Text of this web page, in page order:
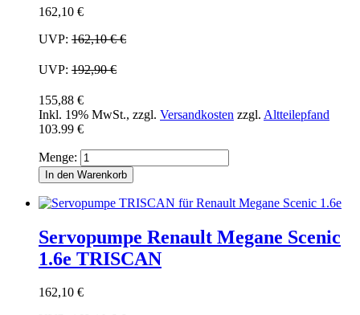
162,10 €
UVP: 162,10 €€
UVP: 192,90 €
155,88 €
Inkl. 19% MwSt., zzgl. Versandkosten zzgl. Altteilepfand
103.99 €
Menge:
In den Warenkorb
Servopumpe Renault Megane Scenic
1.6e TRISCAN
162,10 €